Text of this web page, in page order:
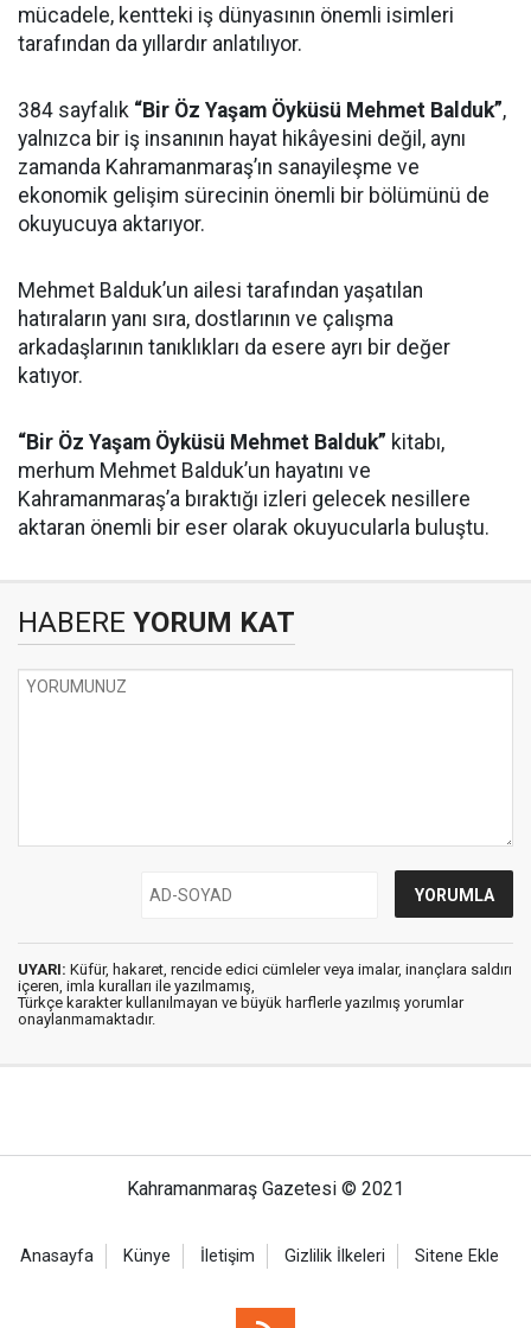
mücadele, kentteki iş dünyasının önemli isimleri
tarafından da yıllardır anlatılıyor.
384 sayfalık “Bir Öz Yaşam Öyküsü Mehmet Balduk”,
yalnızca bir iş insanının hayat hikâyesini değil, aynı
zamanda Kahramanmaraş’ın sanayileşme ve
ekonomik gelişim sürecinin önemli bir bölümünü de
okuyucuya aktarıyor.
Mehmet Balduk’un ailesi tarafından yaşatılan
hatıraların yanı sıra, dostlarının ve çalışma
arkadaşlarının tanıklıkları da esere ayrı bir değer
katıyor.
“Bir Öz Yaşam Öyküsü Mehmet Balduk” kitabı,
merhum Mehmet Balduk’un hayatını ve
Kahramanmaraş’a bıraktığı izleri gelecek nesillere
aktaran önemli bir eser olarak okuyucularla buluştu.
HABERE YORUM KAT
UYARI: Küfür, hakaret, rencide edici cümleler veya imalar, inançlara saldırı
içeren, imla kuralları ile yazılmamış,
Türkçe karakter kullanılmayan ve büyük harflerle yazılmış yorumlar
onaylanmamaktadır.
Kahramanmaraş Gazetesi © 2021
Anasayfa Künye İletişim Gizlilik İlkeleri Sitene Ekle